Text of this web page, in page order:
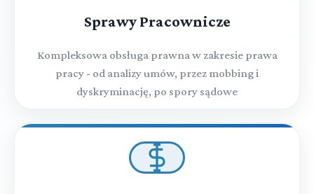
Sprawy Pracownicze
Kompleksowa obsługa prawna w zakresie prawa
pracy - od analizy umów, przez mobbing i
dyskryminację, po spory sądowe